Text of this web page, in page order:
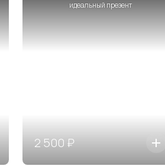
идеальный презент
2 500 ₽